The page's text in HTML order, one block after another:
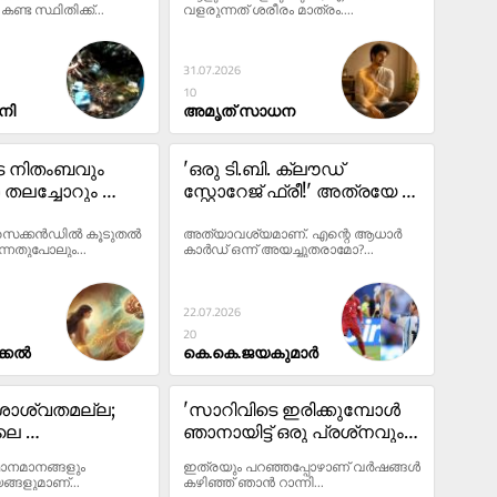
സ്ഥിതിക്ക്... വളരുന്നത് ശരീരം മാത്രം....
31.07.2026
10
അമൃത് സാധന
നിതംബവും
തലച്ചോറും
സെക്കൻഡിൽ കൂടുതൽ
'ഒരു ടി.ബി. ക്ലൗഡ്
സ്റ്റോറേജ് ഫ്രീ!' അത്രയേ
വാങ്ങും
അത്യാവശ്യമാണ്. എന്റെ ആധാർ
കാർഡ് ഒന്ന് അയച്ചുതരാമോ?...
22.07.2026
20
കെ.കെ.ജയകുമാർ
'സാറിവിടെ ഇരിക്കുമ്പോൾ
ഞാനായിട്ട് ഒരു പ്രശ്‌നവും
സത്യം..സത്യം.!'; ഞാൻ
ഇത്രയും പറഞ്ഞപ്പോഴാണ് വർഷങ്ങൾ
കഴിഞ്ഞ് ഞാൻ റാന്നി...